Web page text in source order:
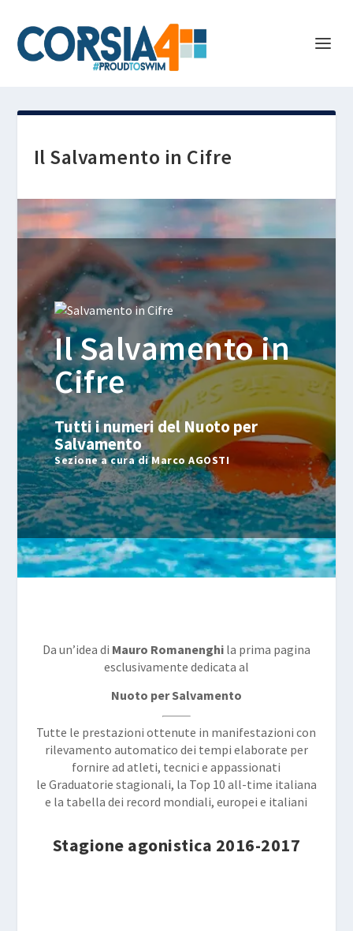
Il Salvamento in Cifre
Il Salvamento in
Cifre
Tutti i numeri del Nuoto per
Salvamento
Sezione a cura di Marco AGOSTI
Da un’idea di Mauro Romanenghila prima pagina
esclusivamente dedicata al
Nuoto per Salvamento
Tutte le prestazioni ottenute in manifestazioni con
rilevamento automatico dei tempi elaborate per
fornire ad atleti, tecnici e appassionati
le Graduatorie stagionali, la Top 10 all-time italiana
e la tabella dei record mondiali, europei e italiani
Stagione agonistica 2016-2017